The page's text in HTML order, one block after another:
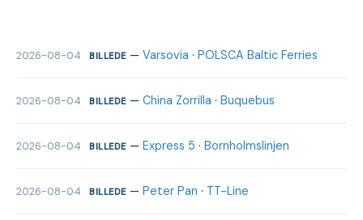
2026-08-04 BILLEDE— Varsovia · POLSCA Baltic Ferries
2026-08-04 BILLEDE— China Zorrilla · Buquebus
2026-08-04 BILLEDE— Express 5 · Bornholmslinjen
2026-08-04 BILLEDE— Peter Pan · TT-Line